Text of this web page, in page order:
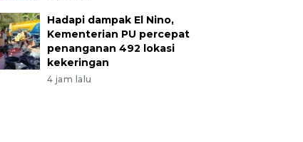
Hadapi dampak El Nino,
Kementerian PU percepat
penanganan 492 lokasi
kekeringan
4 jam lalu